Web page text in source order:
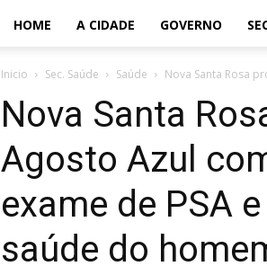
HOME A CIDADE GOVERNO
Inicio Sec. Saúde Saúde Nova Santa Rosa
Nova Santa
Agosto Azul
exame de PSA
saúde do